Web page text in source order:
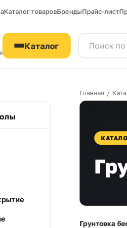
Каталог товаровБрендыПрайс-лист
Каталог
Главная /
Грунтовка